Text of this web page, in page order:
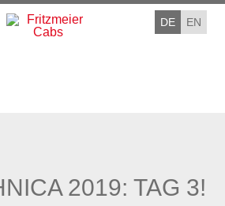
DE EN
2019: TAG 3!